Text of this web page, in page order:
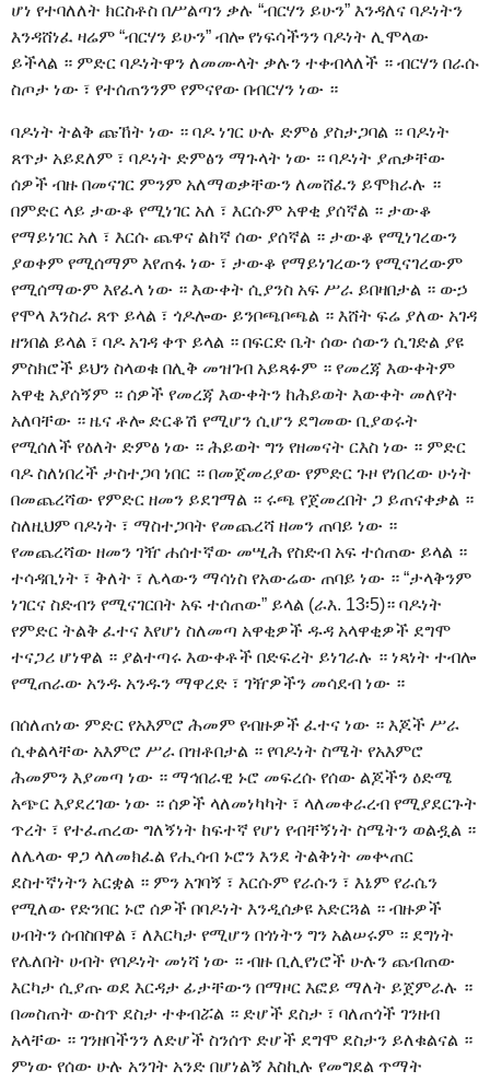
ሆነ የተባለለት ክርስቶስ በሥልጣን ቃሉ “ብርሃን ይሁን” እንዳለና ባዶነትን
እንዳሸነፈ ዛሬም “ብርሃን ይሁን” ብሎ የነፍሳችንን ባዶነት ሊሞላው
ይችላል ። ምድር ባዶነትዋን ለመሙላት ቃሉን ተቀብላለች ። ብርሃን በራሱ
ስጦታ ነው ፣ የተሰጠንንም የምናየው በብርሃን ነው ።
ባዶነት ትልቅ ጩኸት ነው ። ባዶ ነገር ሁሉ ድምፅ ያስታጋባል ። ባዶነት
ጸጥታ አይደለም ፣ ባዶነት ድምፅን ማጉላት ነው ። ባዶነት ያጠቃቸው
ሰዎች ብዙ በመናገር ምንም አለማወቃቸውን ለመሸፈን ይሞክራሉ ።
በምድር ላይ ታውቆ የሚነገር አለ ፣ እርሱም አዋቂ ያሰኛል ። ታውቆ
የማይነገር አለ ፣ እርሱ ጨዋና ልከኛ ሰው ያሰኛል ። ታውቆ የሚነገረውን
ያወቀም የሚሰማም እየጠፋ ነው ፣ ታውቆ የማይነገረውን የሚናገረውም
የሚሰማውም እየፈላ ነው ። እውቀት ሲያንስ አፍ ሥራ ይበዛበታል ። ውኃ
የሞላ እንስራ ጸጥ ይላል ፣ ጎዶሎው ይንቦጫቦጫል ። እሸት ፍሬ ያለው አገዳ
ዘንበል ይላል ፣ ባዶ አገዳ ቀጥ ይላል ። በፍርድ ቤት ሰው ሰውን ሲገድል ያዩ
ምስክሮች ይህን ስላወቁ በሊቅ መዝገብ አይጻፉም ። የመረጃ እውቀትም
አዋቂ አያሰኝም ። ሰዎች የመረጃ እውቀትን ከሕይወት እውቀት መለየት
አለባቸው ። ዜና ቶሎ ድርቆሽ የሚሆን ሲሆን ደግመው ቢያወሩት
የሚሰለች የዕለት ድምፅ ነው ። ሕይወት ግን የዘመናት ርእስ ነው ። ምድር
ባዶ ስለነበረች ታስተጋባ ነበር ። በመጀመሪያው የምድር ጉዞ የነበረው ሁነት
በመጨረሻው የምድር ዘመን ይደገማል ። ሩጫ የጀመረበት ጋ ይጠናቀቃል ።
ስለዚህም ባዶነት ፣ ማስተጋባት የመጨረሻ ዘመን ጠባይ ነው ።
የመጨረሻው ዘመን ገዥ ሐሰተኛው መሢሕ የስድብ አፍ ተሰጠው ይላል ።
ተሳዳቢነት ፣ ቅለት ፣ ሌላውን ማሳነስ የአውሬው ጠባይ ነው ። “ታላቅንም
ነገርና ስድብን የሚናገርበት አፍ ተሰጠው” ይላል (ራእ. 13፡5)። ባዶነት
የምድር ትልቅ ፈተና እየሆነ ስለመጣ አዋቂዎች ዱዳ አላዋቂዎች ደግሞ
ተናጋሪ ሆነዋል ። ያልተጣሩ እውቀቶች በድፍረት ይነገራሉ ። ነጻነት ተብሎ
የሚጠራው አንዱ አንዱን ማዋረድ ፣ ገዥዎችን መሳደብ ነው ።
በሰለጠነው ምድር የአእምሮ ሕመም የብዙዎች ፈተና ነው ። እጆች ሥራ
ሲቀልላቸው አእምሮ ሥራ በዝቶበታል ። የባዶነት ስሜት የአእምሮ
ሕመምን እያመጣ ነው ። ማኅበራዊ ኑሮ መፍረሱ የሰው ልጆችን ዕድሜ
አጭር እያደረገው ነው ። ሰዎች ላለመነካካት ፣ ላለመቀራረብ የሚያደርጉት
ጥረት ፣ የተፈጠረው ግለኝነት ከፍተኛ የሆነ የብቸኝነት ስሜትን ወልዷል ።
ለሌላው ዋጋ ላለመክፈል የሒሳብ ኑሮን እንደ ትልቅነት መቍጠር
ደስተኛነትን አርቋል ። ምን አገባኝ ፣ እርሱም የራሱን ፣ እኔም የራሴን
የሚለው የድንበር ኑሮ ሰዎች በባዶነት እንዲሰቃዩ አድርጓል ። ብዙዎች
ሀብትን ሰብስበዋል ፣ ለእርካታ የሚሆን በጎነትን ግን አልሠሩም ። ደግነት
የሌለበት ሀብት የባዶነት መነሻ ነው ። ብዙ ቢሊየነሮች ሁሉን ጨብጠው
እርካታ ሲያጡ ወደ እርዳታ ፊታቸውን በማዞር እፎይ ማለት ይጀምራሉ ።
በመስጠት ውስጥ ደስታ ተቀብሯል ። ድሆች ደስታ ፣ ባለጠጎች ገንዘብ
አላቸው ። ገንዘባችንን ለድሆች ስንሰጥ ድሆች ደግሞ ደስታን ይለቁልናል ።
ምነው የሰው ሁሉ አንገት አንድ በሆነልኝ እስኪሉ የመግደል ጥማት